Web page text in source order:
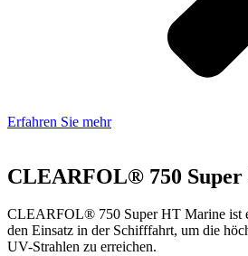
Erfahren Sie mehr
CLEARFOL® 750
CLEARFOL® 750 Super HT Marine ist
den Einsatz in der Schifffahrt, um die
UV-Strahlen zu erreichen.